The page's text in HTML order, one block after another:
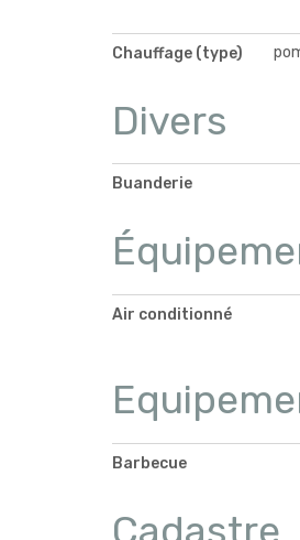
Chauffage (type)
Divers
Buanderie
Air conditionné
Barbecue